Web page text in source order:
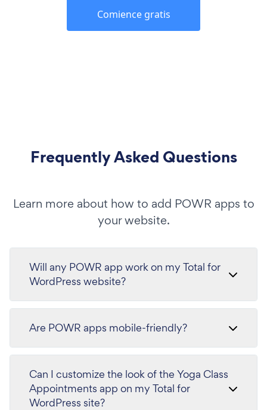
Comience gratis
Frequently Asked Questions
Learn more about how to add POWR apps to
your website.
Will any POWR app work on my Total for
WordPress website?
Are POWR apps mobile-friendly?
Can I customize the look of the Yoga Class
Appointments app on my Total for
WordPress site?